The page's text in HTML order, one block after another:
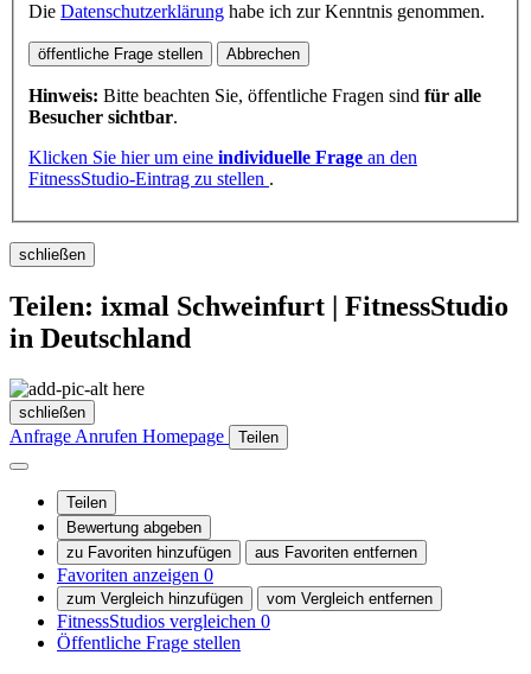
Die Datenschutzerklärung habe ich zur Kenntnis genommen.
öffentliche Frage stellen Abbrechen
Hinweis: Bitte beachten Sie, öffentliche Fragen sind für alle
Besucher sichtbar.
Klicken Sie hier um eine individuelle Frage an den
FitnessStudio-Eintrag zu stellen .
schließen
Teilen: ixmal Schweinfurt | FitnessStudio
in Deutschland
schließen
Anfrage Anrufen Homepage Teilen
Teilen
Bewertung abgeben
zu Favoriten hinzufügen
aus Favoriten entfernen
Favoriten anzeigen 0
zum Vergleich hinzufügen vom Vergleich entfernen
FitnessStudios vergleichen 0
Öffentliche Frage stellen